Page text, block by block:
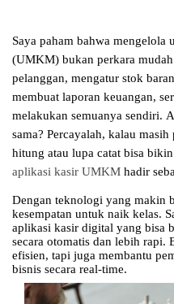
Saya paham bahwa mengelola
(UMKM) bukan perkara
pelanggan, mengatur stok
membuat laporan keuangan,
melakukan semuanya sendiri.
sama? Percayalah, kalau
hitung atau lupa catat bisa
aplikasi kasir UMKM hadir
Dengan teknologi yang makin
kesempatan untuk naik kelas.
aplikasi kasir digital yang bisa
secara otomatis dan lebih
efisien, tapi juga membantu
bisnis secara real-time.